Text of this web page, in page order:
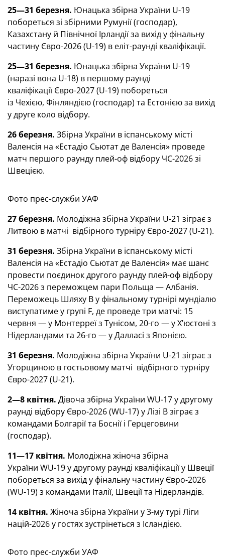
25—31 березня. Юнацька збірна України U-19
побореться зі збірними Румунії (господар),
Казахстану й Північної Ірландії за вихід у фінальну
частину Євро-2026 (U-19) в еліт-раунді кваліфікації.
25—31 березня. Юнацька збірна України U-19
(наразі вона U-18) в першому раунді
кваліфікації Євро-2027 (U-19) побореться
із Чехією, Фінляндією (господар) та Естонією за вихід
у друге коло відбору.
26 березня. Збірна України в іспанському місті
Валенсія на «Естадіо Сьютат де Валенсія» проведе
матч першого раунду плей-оф відбору ЧС-2026 зі
Швецією.
Фото прес-служби УАФ
27 березня. Молодіжна збірна України U-21 зіграє з
Литвою в матчі відбірного турніру Євро-2027 (U-21).
31 березня. Збірна України в іспанському місті
Валенсія на «Естадіо Сьютат де Валенсія» має шанс
провести поєдинок другого раунду плей-оф відбору
ЧС-2026 з переможцем пари Польща — Албанія.
Переможець Шляху В у фінальному турнірі мундіалю
виступатиме у групі F, де проведе три матчі: 15
червня — у Монтерреї з Тунісом, 20-го — у Х’юстоні з
Нідерландами та 26-го — у Далласі з Японією.
31 березня. Молодіжна збірна України U-21 зіграє з
Угорщиною в гостьовому матчі відбірного турніру
Євро-2027 (U-21).
2—8 квітня. Дівоча збірна України WU-17 у другому
раунді відбору Євро-2026 (WU-17) у Лізі В зіграє з
командами Болгаріїта Боснії і Герцеговини
(господар).
11—17 квітня. Молодіжна жіноча збірна
України WU-19 у другому раунді кваліфікації у Швеції
побореться за вихід у фінальну частину Євро-2026
(WU-19) з командами Італії, Швеції та Нідерландів.
14 квітня. Жіноча збірна України у 3-му турі Ліги
націй-2026 у гостях зустрінеться з Ісландією.
Фото прес-служби УАФ